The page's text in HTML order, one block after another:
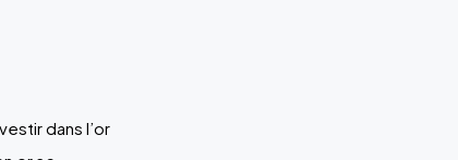
dans l’or